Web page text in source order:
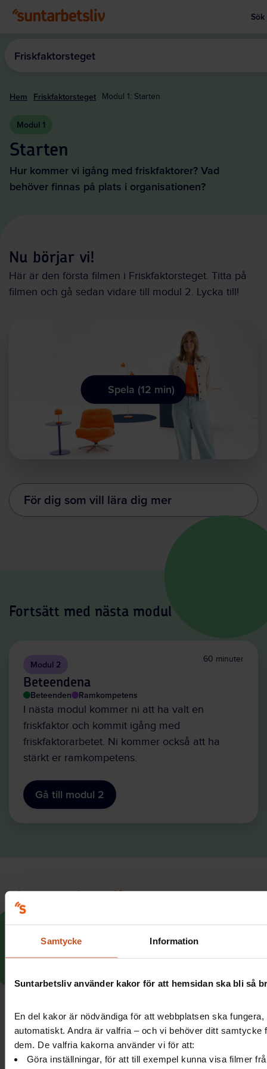
Samtycke Information
Suntarbetsliv använder kakor för att hemsidan ska bli så
En del kakor är nödvändiga för att webbplatsen ska
automatiskt. Andra är valfria – och vi behöver ditt samtycke
dem. De valfria kakorna använder vi för att:
Göra inställningar, för att till exempel kunna visa filmer
Sök
Friskfaktorsteget
Hem Friskfaktorsteget Modul 1: Starten
Modul 1
Starten
Hur kommer vi igång med friskfaktorer? Vad
behöver finnas på plats i organisationen?
Nu börjar vi!
Här är den första filmen i Friskfaktorsteget. Titta på
filmen och gå sedan vidare till modul 2. Lycka till!
Spela (12 min)
För dig som vill lära dig mer
Fortsätt med nästa modul
60 minuter
Modul 2
Beteendena
Beteenden Ramkompetens
I nästa modul kommer ni att ha valt en
friskfaktor och kommit igång med
friskfaktorarbetet. Ni kommer också att ha
stärkt er ramkompetens.
Gå till modul 2
Suntarbetsliv ger dig inspiration och verktyg
i ditt arbete för friska arbetsplatser
Vårt utbud
Mina sidor
Suntarbetsliv
Om oss